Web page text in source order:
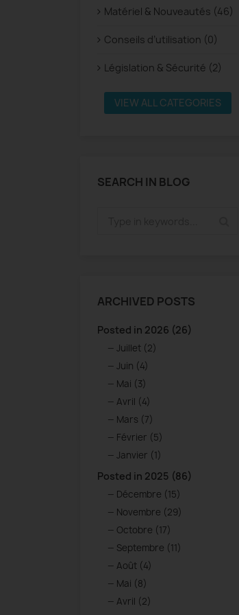
Matériel & Nouveautés (46)
Conseils d’utilisation (0)
Législation & Sécurité (2)
VIEW ALL CATEGORIES
SEARCH IN BLOG
ARCHIVED POSTS
Posted in 2026 (26)
Juillet (2)
Juin (4)
Mai (3)
Avril (4)
Mars (7)
Février (5)
Janvier (1)
Posted in 2025 (86)
Décembre (15)
Novembre (29)
Octobre (17)
Septembre (11)
Août (4)
Mai (8)
Avril (2)